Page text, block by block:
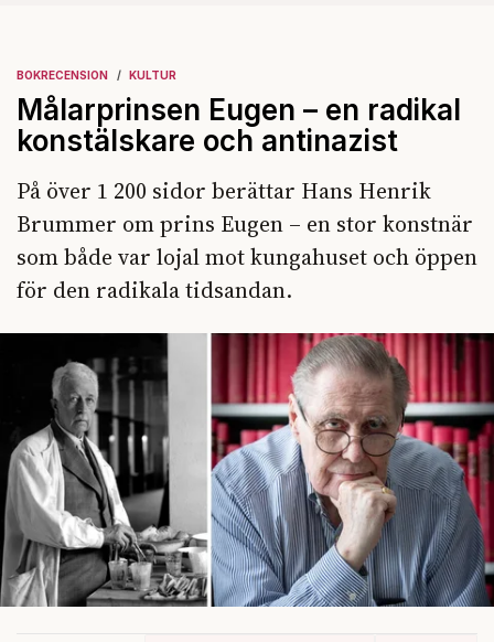
BOKRECENSION KULTUR
Målarprinsen Eugen – en radikal
konstälskare och antinazist
På över 1 200 sidor berättar Hans Henrik
Brummer om prins Eugen – en stor konstnär
som både var lojal mot kungahuset och öppen
för den radikala tidsandan.